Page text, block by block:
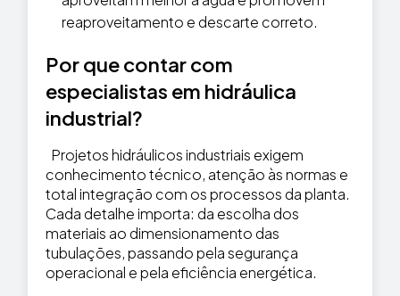
reaproveitamento e descarte correto.
Por que contar com
especialistas em hidráulica
industrial?
Projetos hidráulicos industriais exigem
conhecimento técnico, atenção às normas e
total integração com os processos da planta.
Cada detalhe importa: da escolha dos
materiais ao dimensionamento das
tubulações, passando pela segurança
operacional e pela eficiência energética.